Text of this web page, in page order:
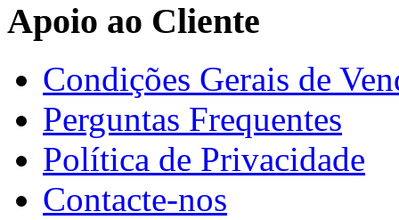
Apoio ao Cliente
Condições Gerais de
Perguntas Frequentes
Política de Privacidade
Contacte-nos